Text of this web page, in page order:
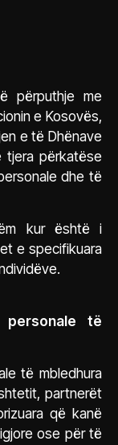
përputhje me
e Kosovës,
e të Dhënave
tjera përkatëse
dhe të
kur është i
e specifikuara
të
të mbledhura
partnerët
që kanë
ose për të